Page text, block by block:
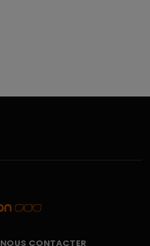
NOUS CONTACTER